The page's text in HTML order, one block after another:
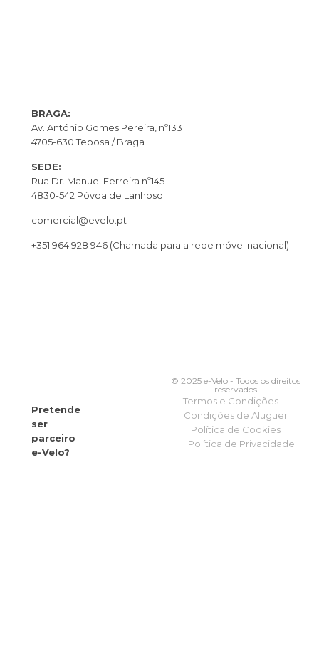
BRAGA:
Av. António Gomes Pereira, nº133
4705-630 Tebosa / Braga
SEDE:
Rua Dr. Manuel Ferreira nº145
4830-542 Póvoa de Lanhoso
comercial@evelo.pt
+351 964 928 946 (Chamada para a rede móvel nacional)
Pretende
ser
parceiro
e-Velo?
© 2025 e-Velo - Todos os direitos
reservados
Termos e Condições
Condições de Aluguer
Política de Cookies
Política de Privacidade